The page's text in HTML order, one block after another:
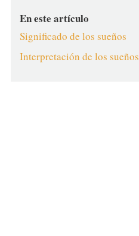
En este artículo
Significado de los sueños
Interpretación de los sueños